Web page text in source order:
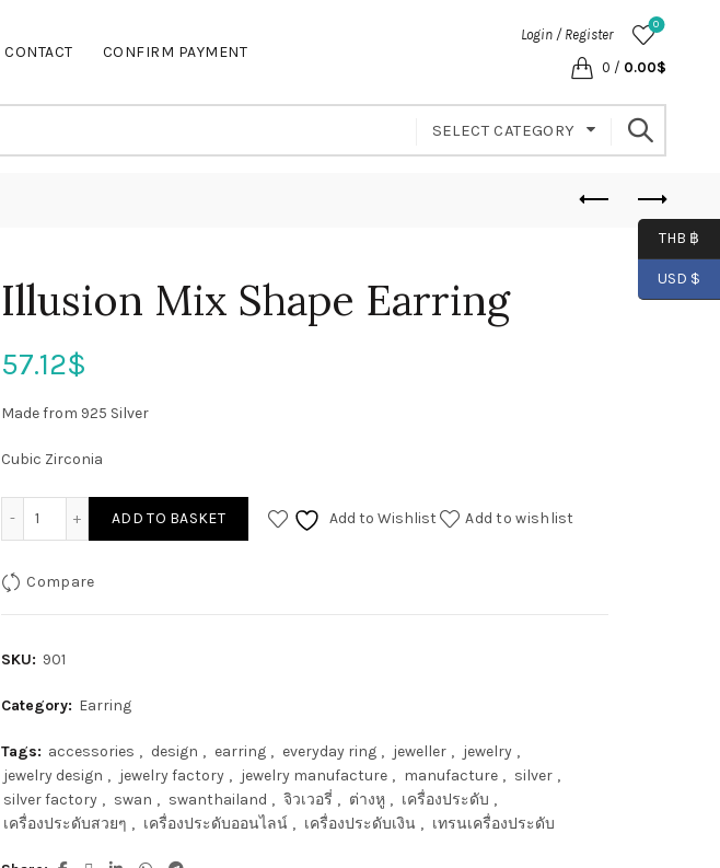
CONTACT CONFIRM PAYMENT
Login / Register
0
0 / 0.00$
SELECT CATEGORY
Illusion Mix Shape Earring
57.12$
Made from 925 Silver
Cubic Zirconia
ADD TO BASKET Add to Wishlist Add to wishlist
Compare
SKU: 901
Category: Earring
Tags: accessories , design , earring , everyday ring , jeweller , jewelry ,
jewelry design , jewelry factory , jewelry manufacture , manufacture , silver ,
silver factory , swan , swanthailand , จิวเวอรี่ , ต่างหู , เครื่องประดับ ,
เครื่องประดับสวยๆ , เครื่องประดับออนไลน์ , เครื่องประดับเงิน , เทรนเครื่องประดับ
THB ฿
USD $